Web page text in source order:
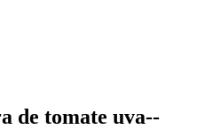
de tomate uva--